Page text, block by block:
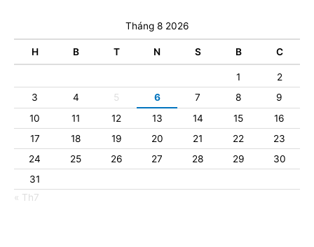
Tháng 8 2026
H B T N S B C
1
2
3
4 5 6 7 8
9
10
11 12 13 14 15
16
17
18 19 20 21 22
23
24
25 26 27 28 29
30
31
« Th7